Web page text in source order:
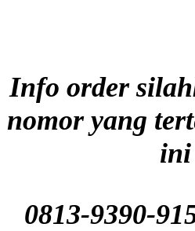
Info order
nomor yang
ini
0813-9390-